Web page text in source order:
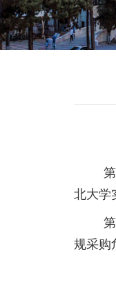
北大学
规采购